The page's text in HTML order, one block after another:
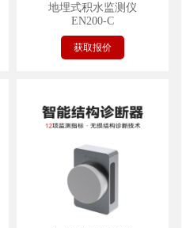
地埋式积水监测仪
EN200-C
获取报价